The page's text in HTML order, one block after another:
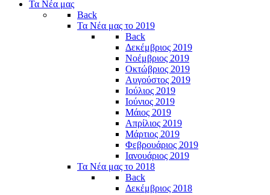
Τα Νέα μας
Back
Τα Νέα μας το 2019
Back
Δεκέμβριος 2019
Νοέμβριος 2019
Οκτώβριος 2019
Αυγούστος 2019
Ιούλιος 2019
Ιούνιος 2019
Μάιος 2019
Απρίλιος 2019
Μάρτιος 2019
Φεβρουάριος 2019
Ιανουάριος 2019
Τα Νέα μας το 2018
Back
Δεκέμβριος 2018